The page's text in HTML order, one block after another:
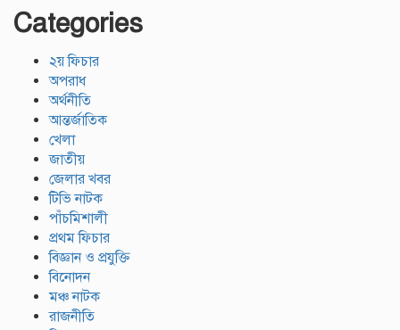
Categories
২য় ফিচার
অপরাধ
অর্থনীতি
আন্তর্জাতিক
খেলা
জাতীয়
জেলার খবর
টিভি নাটক
পাঁচমিশালী
প্রথম ফিচার
বিজ্ঞান ও প্রযুক্তি
বিনোদন
মঞ্চ নাটক
রাজনীতি